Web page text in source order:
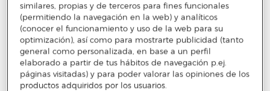
similares, propias y de terceros para fines funcionales
(permitiendo la navegación en la web) y analíticos
(conocer el funcionamiento y uso de la web para su
optimización), así como para mostrarte publicidad (tanto
general como personalizada, en base a un perfil
elaborado a partir de tus hábitos de navegación p.ej.
páginas visitadas) y para poder valorar las opiniones de los
productos adquiridos por los usuarios.